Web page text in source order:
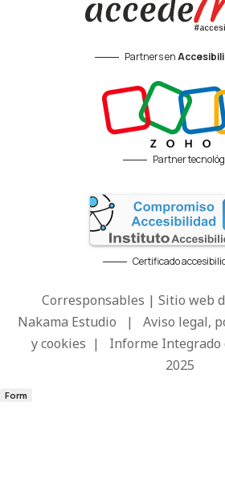
Partners en
Partner
Certificado
Corresponsables | Sitio web
Nakama Estudio | Aviso legal,
y cookies | Informe Integrado
2025
Form